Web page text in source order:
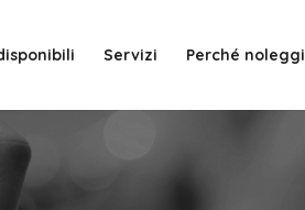
Servizi Perché